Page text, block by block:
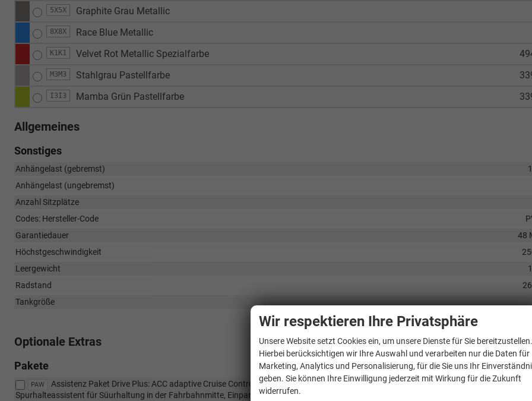
5X5X Graphite Grau Metallic
8X8X Race Blue Metallic
K1K1 Velvet Rot Metallic Spezialfarbe
M3M3 Stahlgrau Pastellfarbe
I3I3 Mamba Grün Pastellfarbe
Allgemeines
Sonstiges
Anhängelast (gebremst)
Anhängelast (ungebremst)
Anzahl Sitzplätze
Codes: Hersteller-Code
Garantiedauer
48
Höchstgeschwindigkeit
Leergewicht
Radstand
Tankgröße
Optionale Extras
Pakete
PAW
Assistenz Paket Drive Plus: ACC adaptive Cruise Control mit automatischer Distanzhaltung bis 210 km/h, Lane Assist 2.0
Spurhalteassistent für Süurhaltung in der Fahrbahnmitte, Einparkhilfe vorne und hinten mit und Notbremsfunktion- bei Style,Sportlöine und
Wir respektieren Ihre Privatsphäre
Unsere Website setzt Cookies ein, um unsere Dienste für Sie bereitzustellen.
Hierbei berücksichtigen wir Ihre Auswahl und verarbeiten nur die Daten für
Marketing, Analytics und Personalisierung, für die Sie uns Ihr
geben. Sie können Ihre Einwilligung jederzeit mit Wirkung für die Zukunft
widerrufen.